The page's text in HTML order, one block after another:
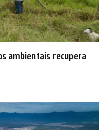
ambientais recupera